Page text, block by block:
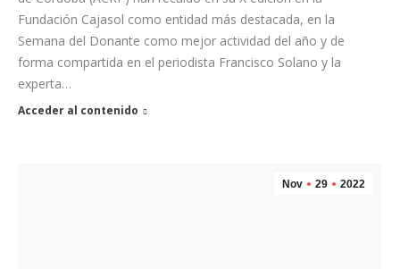
Fundación Cajasol como entidad más destacada, en la
Semana del Donante como mejor actividad del año y de
forma compartida en el periodista Francisco Solano y la
experta…
Acceder al contenido
Nov 29 2022